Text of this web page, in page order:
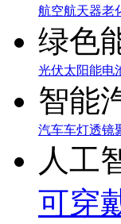
航空航天器老
绿色
光伏太阳能电
智能
汽车车灯透镜
人工
可穿